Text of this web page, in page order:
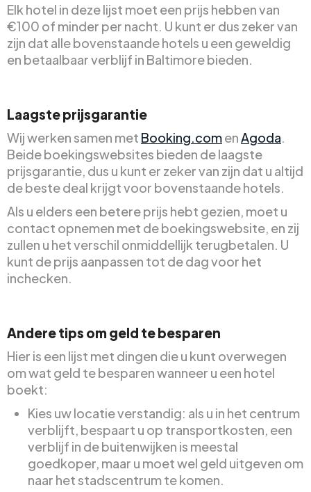
Elk hotel in deze lijst moet een prijs hebben van
€100 of minder per nacht. U kunt er dus zeker van
zijn dat alle bovenstaande hotels u een geweldig
en betaalbaar verblijf in Baltimore bieden.
Laagste prijsgarantie
Wij werken samen met Booking.comen Agoda
Beide boekingswebsites bieden de laagste
prijsgarantie, dus u kunt er zeker van zijn dat u altijd
de beste deal krijgt voor bovenstaande hotels.
Als u elders een betere prijs hebt gezien, moet u
contact opnemen met de boekingswebsite, en zij
zullen u het verschil onmiddellijk terugbetalen. U
kunt de prijs aanpassen tot de dag voor het
inchecken.
Andere tips om geld te besparen
Hier is een lijst met dingen die u kunt overwegen
om wat geld te besparen wanneer u een hotel
boekt:
Kies uw locatie verstandig: als u in het centrum
verblijft, bespaart u op transportkosten, een
verblijf in de buitenwijken is meestal
goedkoper, maar u moet wel geld uitgeven om
naar het stadscentrum te komen.